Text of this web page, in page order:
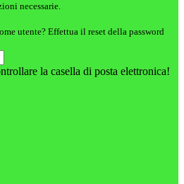
necessarie.
utente? Effettua il reset della password
la casella di posta elettronica!